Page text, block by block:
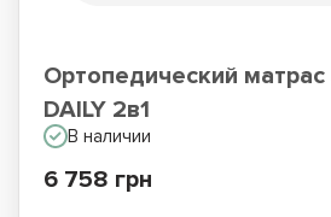
Ортопедический матрас
DAILY 2в1
В наличии
6 758 грн